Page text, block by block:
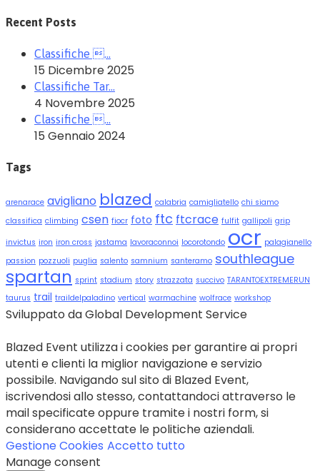
Recent Posts
Classifiche …
15 Dicembre 2025
Classifiche Tar…
4 Novembre 2025
Classifiche …
15 Gennaio 2024
Tags
arenarace avigliano blazed calabria camigliatello chi siamo
classifica climbing csen fiocr foto ftc ftcrace fulfit gallipoli grip
invictus iron iron cross jastama lavoraconnoi locorotondo ocr palagianello
passion pozzuoli puglia salento samnium santeramo southleague
spartan sprint stadium story strazzata succivo TARANTOEXTREMERUN
taurus trail traildelpaladino vertical warmachine wolfrace workshop
Sviluppato da Global Development Service
Blazed Event utilizza i cookies per garantire ai propri
utenti e clienti la miglior navigazione e servizio
possibile. Navigando sul sito di Blazed Event,
iscrivendosi allo stesso, contattandoci attraverso le
mail specificate oppure tramite i nostri form, si
considerano accettate le politiche aziendali.
Gestione Cookies Accetto tutto
Manage consent